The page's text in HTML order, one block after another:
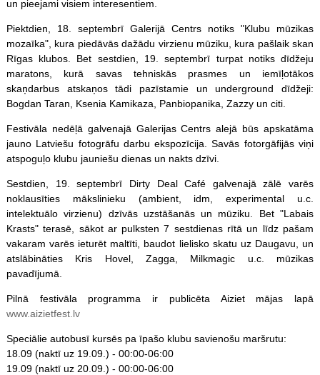
un pieejami visiem interesentiem.
Piektdien, 18. septembrī Galerijā Centrs notiks "Klubu mūzikas
mozaīka", kura piedāvās dažādu virzienu mūziku, kura pašlaik skan
Rīgas klubos. Bet sestdien, 19. septembrī turpat notiks dīdžeju
maratons, kurā savas tehniskās prasmes un iemīļotākos
skaņdarbus atskaņos tādi pazīstamie un underground dīdžeji:
Bogdan Taran, Ksenia Kamikaza, Panbiopanika, Zazzy un citi.
Festivāla nedēļā galvenajā Galerijas Centrs alejā būs apskatāma
jauno Latviešu fotogrāfu darbu ekspozīcija. Savās fotorgāfijās viņi
atspoguļo klubu jauniešu dienas un nakts dzīvi.
Sestdien, 19. septembrī Dirty Deal Café galvenajā zālē varēs
noklausīties mākslinieku (ambient, idm, experimental u.c.
intelektuālo virzienu) dzīvās uzstāšanās un mūziku. Bet "Labais
Krasts" terasē, sākot ar pulksten 7 sestdienas rītā un līdz pašam
vakaram varēs ieturēt maltīti, baudot lielisko skatu uz Daugavu, un
atslābināties Kris Hovel, Zagga, Milkmagic u.c. mūzikas
pavadījumā.
Pilnā festivāla programma ir publicēta Aiziet mājas lapā
www.aizietfest.lv
Speciālie autobusī kursēs pa īpašo klubu savienošu maršrutu:
18.09 (naktī uz 19.09.) - 00:00-06:00
19.09 (naktī uz 20.09.) - 00:00-06:00